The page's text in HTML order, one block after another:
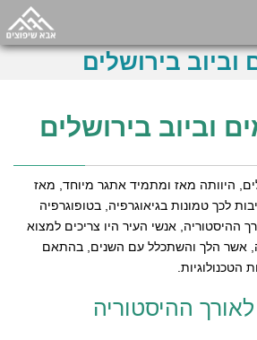
בירושלים
וביוב בירושלים
היוותה מאז ומתמיד אתגר מיוחד, מאז
לכך טמונות בגיאוגרפיה, בטופוגרפיה
ההיסטוריה, אנשי העיר היו צריכים למצוא
אשר הלך והשתכלל עם השנים, בהתאם
הטכנולוגיות.
ההיסטוריה